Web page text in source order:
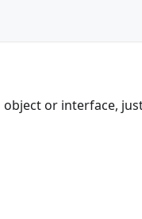
object or interface,